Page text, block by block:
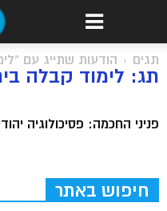
תגים הודעות שתייג עם
תג: לימוד קבלה
פניני החכמה: פסיכולוגיה
חיפוש באתר